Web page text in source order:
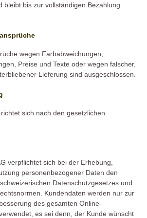
bleibt bis zur vollständigen Bezahlung
wegen Farbabweichungen,
Preise und Texte oder wegen falscher,
Lieferung sind ausgeschlossen.
sich nach den gesetzlichen
verpflichtet sich bei der Erhebung,
personenbezogener Daten den
Datenschutzgesetzes und
Kundendaten werden nur zur
des gesamten Online-
es sei denn, der Kunde wünscht